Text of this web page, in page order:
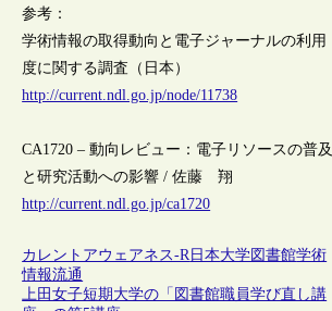
参考：
学術情報の取得動向と電子ジャーナルの利用
度に関する調査（日本）
http://current.ndl.go.jp/node/11738
CA1720 – 動向レビュー：電子リソースの普及
と研究活動への影響 / 佐藤 翔
http://current.ndl.go.jp/ca1720
カレントアウェアネス-R 日本大学図書館学術
情報流通
上田女子短期大学の「図書館職員学び直し講